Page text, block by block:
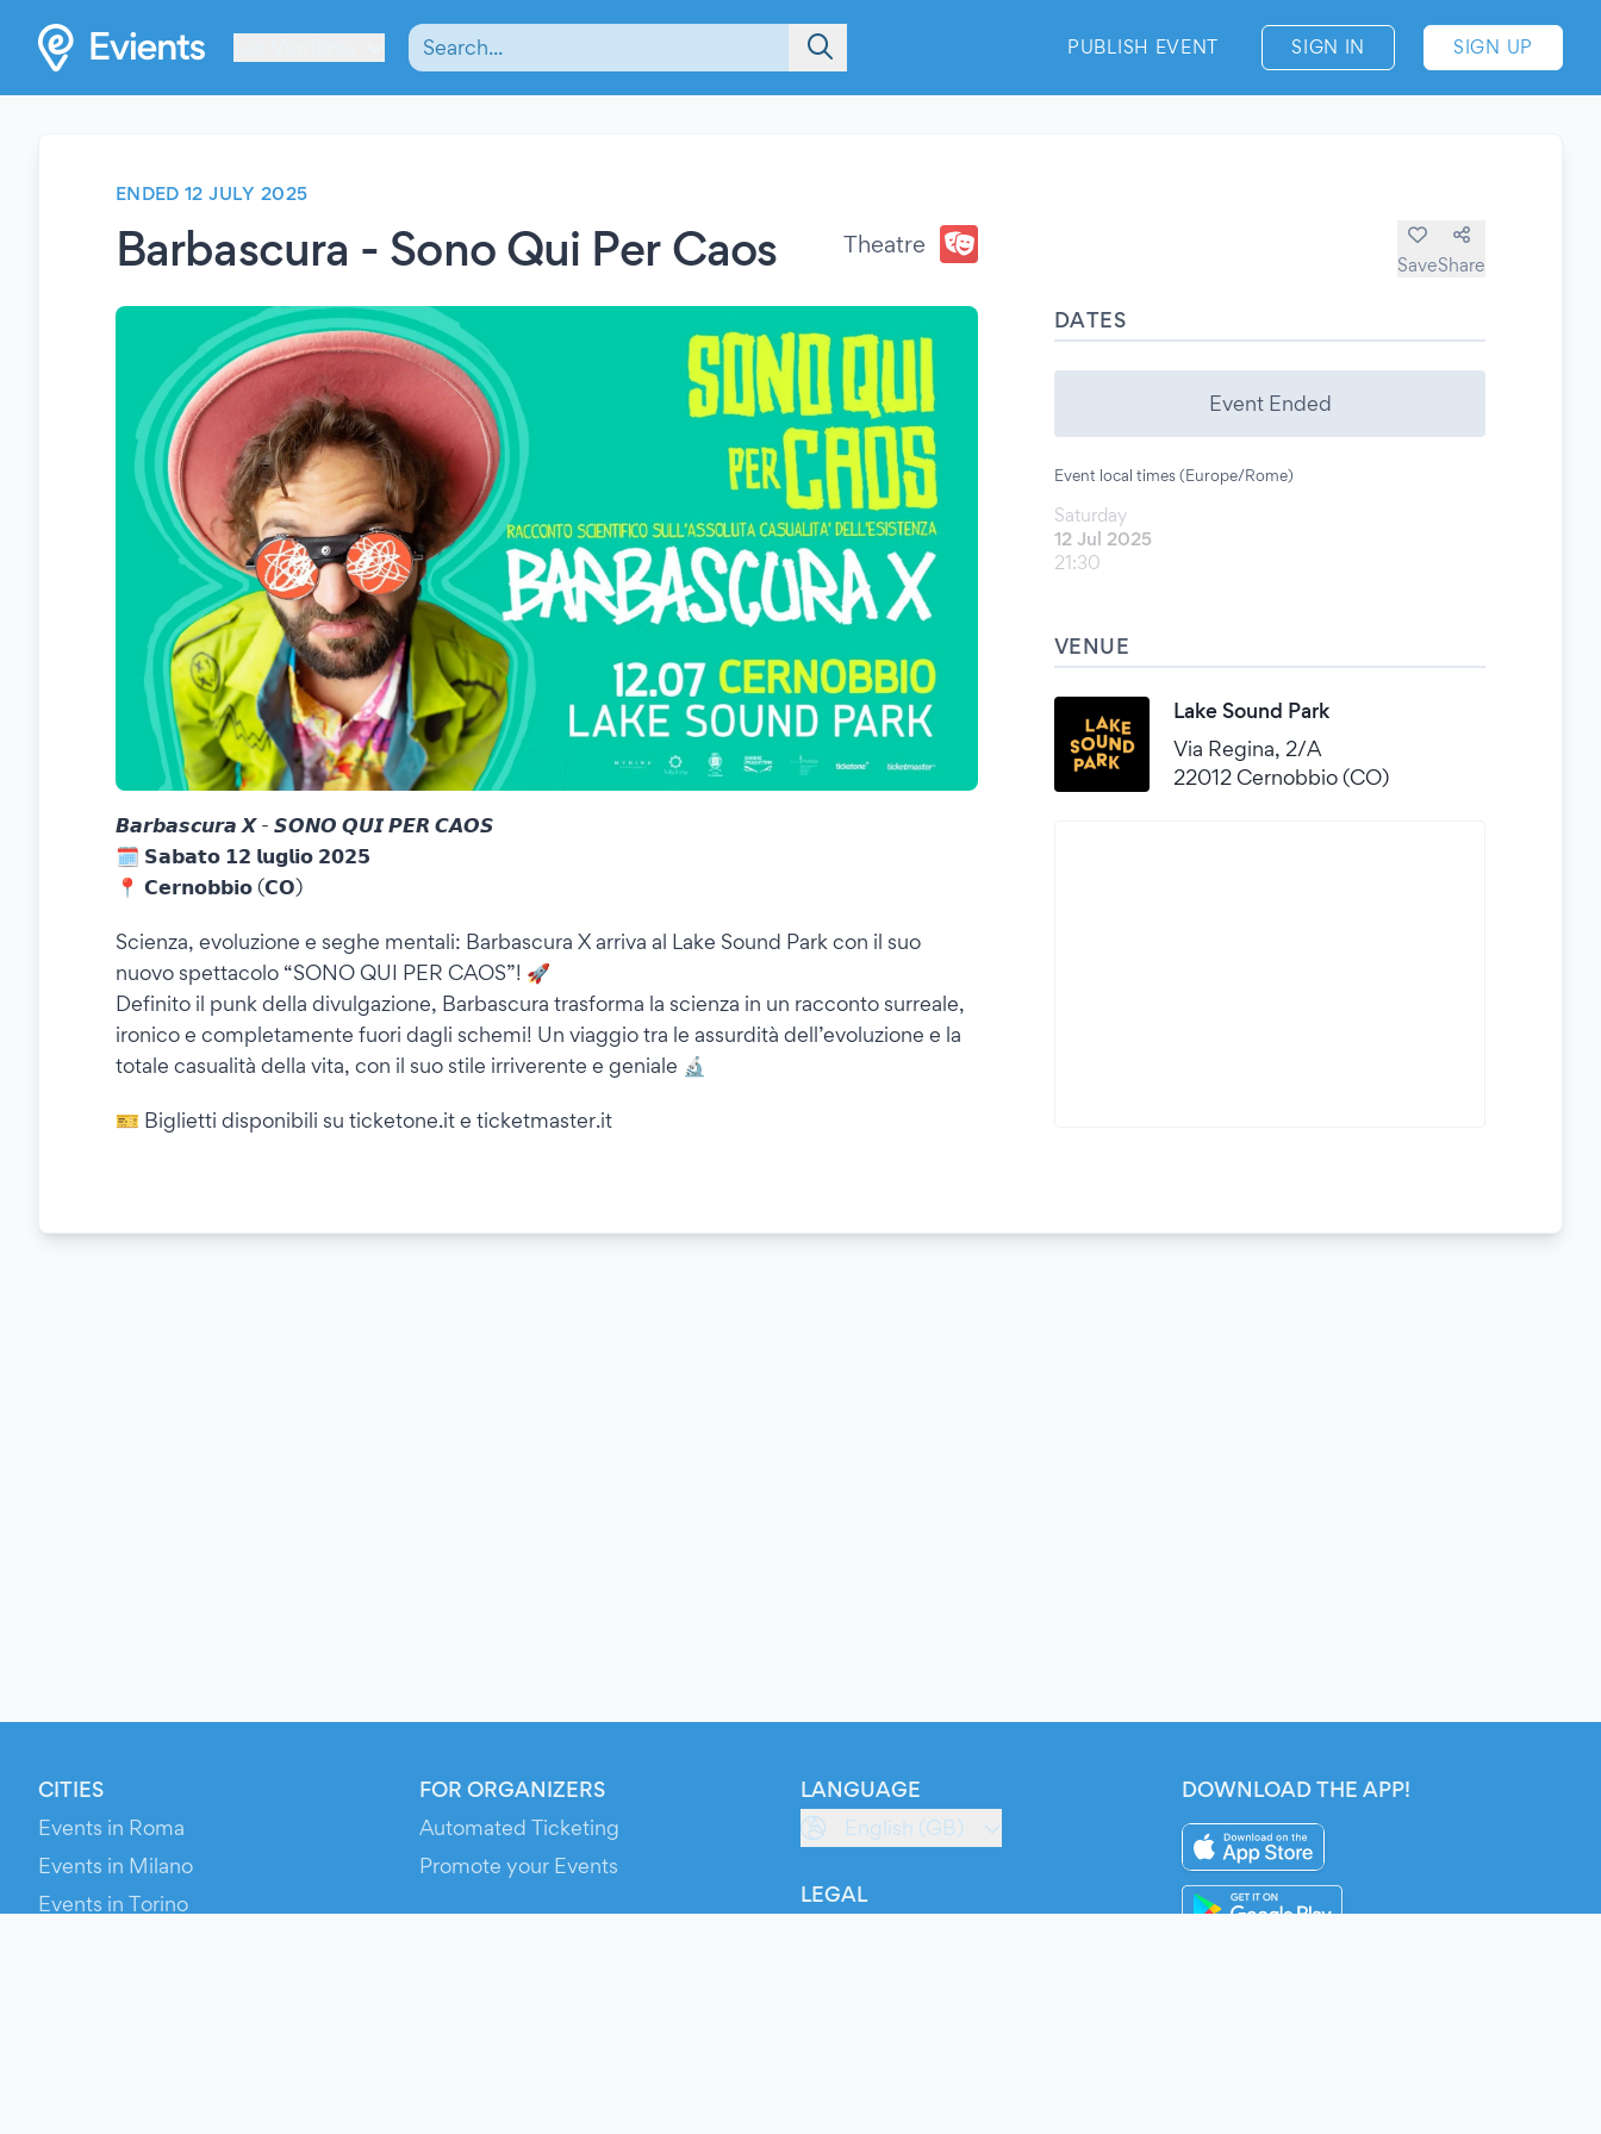
PUBLISH EVENT SIGN IN SIGN UP
ENDED 12 JULY 2025
Barbascura - Sono Qui Per Caos Theatre
SaveShare
𝘽𝙖𝙧𝙗𝙖𝙨𝙘𝙪𝙧𝙖 𝙓 - 𝙎𝙊𝙉𝙊 𝙌𝙐𝙄 𝙋𝙀𝙍 𝘾𝘼𝙊𝙎
🗓 𝗦𝗮𝗯𝗮𝘁𝗼 𝟭𝟮 𝗹𝘂𝗴𝗹𝗶𝗼 𝟮𝟬𝟮𝟱
📍 𝗖𝗲𝗿𝗻𝗼𝗯𝗯𝗶𝗼 (𝗖𝗢)
Scienza, evoluzione e seghe mentali: Barbascura X arriva al Lake Sound Park con il suo
nuovo spettacolo “SONO QUI PER CAOS”! 🚀
Definito il punk della divulgazione, Barbascura trasforma la scienza in un racconto surreale,
ironico e completamente fuori dagli schemi! Un viaggio tra le assurdità dell’evoluzione e la
totale casualità della vita, con il suo stile irriverente e geniale 🔬
🎫 Biglietti disponibili su ticketone.it e ticketmaster.it
DATES
Event Ended
Event local times (Europe/Rome)
Saturday
12 Jul 2025
21:30
VENUE
Lake Sound Park
Via Regina, 2/A
22012 Cernobbio (CO)
CITIES
Events in Roma
Events in Milano
Events in Torino
FOR ORGANIZERS
Automated Ticketing
Promote your Events
LANGUAGE
English (GB)
LEGAL
DOWNLOAD THE APP!